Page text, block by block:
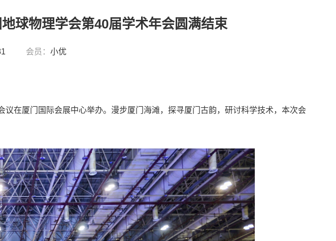
球物理学会第40届学术年会圆满结束
会员： 小优
议在厦门国际会展中心举办。漫步厦门海滩，探寻厦门古韵，研讨科学技术，本次会